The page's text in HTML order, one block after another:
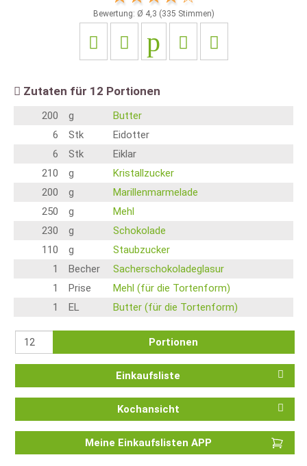
Bewertung: Ø 4,3 (335 Stimmen)
Zutaten für 12 Portionen
200 g
Butter
6
Stk
Eidotter
6
Stk
Eiklar
210
g
Kristallzucker
200
g
Marillenmarmelade
250
g
Mehl
230
g
Schokolade
110
g
Staubzucker
1
Becher
Sacherschokoladeglasur
1
Prise
Mehl (für die Tortenform)
1
EL Butter (für die Tortenform)
Portionen
Einkaufsliste
Kochansicht
Meine Einkaufslisten APP